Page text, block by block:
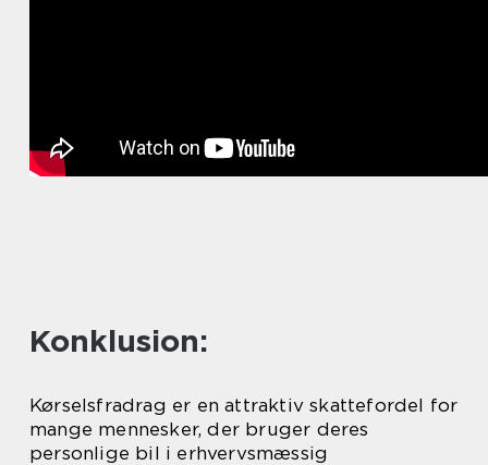
Konklusion:
Kørselsfradrag er en attraktiv skattefordel for
mange mennesker, der bruger deres
personlige bil i erhvervsmæssig